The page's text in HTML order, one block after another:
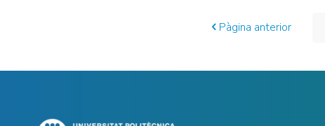
Pàgina anterior